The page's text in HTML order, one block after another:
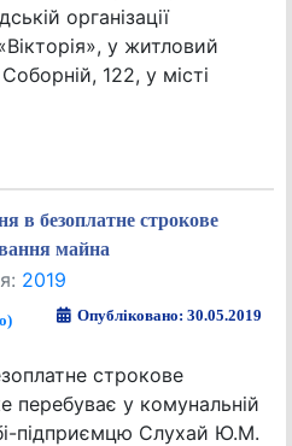
організації
у житловий
122, у місті
в безоплатне строкове
майна
2019
Опубліковано: 30.05.2019
строкове
перебуває у комунальній
підприємцю Слухай Ю.М.